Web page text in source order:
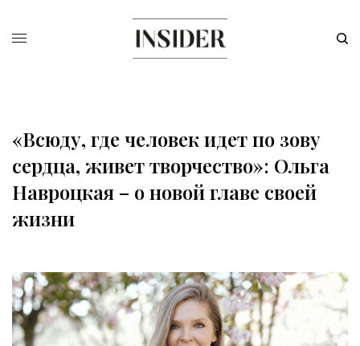
«Всюду, где человек идет по зову
сердца, живет творчество»: Ольга
Навроцкая – о новой главе своей
жизни